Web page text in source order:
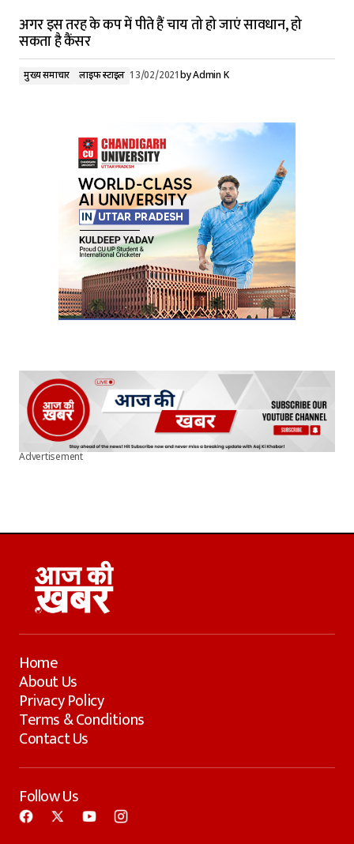
अगर इस तरह के कप में पीते हैं चाय तो हो जाएं सावधान, हो
सकता है कैंसर
मुख्य समाचार लाइफ स्टाइल 13/02/2021byAdmin K
Advertisement
Home
About Us
Privacy Policy
Terms & Conditions
Contact Us
Follow Us